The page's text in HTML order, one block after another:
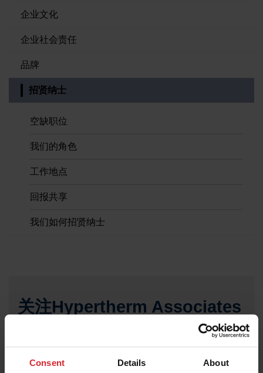
Consent Details About
招贤纳士
企业文化
企业社会责任
品牌
招贤纳士
空缺职位
我们的角色
工作地点
回报共享
我们如何招贤纳士
关注Hypertherm Associates